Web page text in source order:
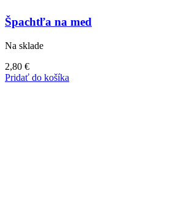
Špachtľa na med
Na sklade
2,80 €
Pridať do košíka